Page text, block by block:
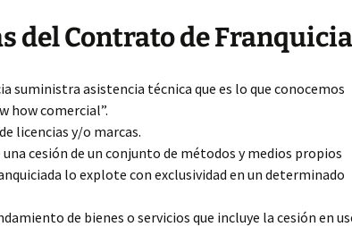
del Contrato de Franquicia
suministra asistencia técnica que es lo que conocemos
how comercial”.
licencias y/o marcas.
cesión de un conjunto de métodos y medios propios
lo explote con exclusividad en un determinado
de bienes o servicios que incluye la cesión en